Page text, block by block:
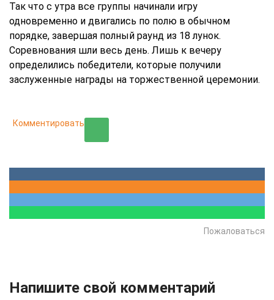
Так что с утра все группы начинали игру
одновременно и двигались по полю в обычном
порядке, завершая полный раунд из 18 лунок.
Соревнования шли весь день. Лишь к вечеру
определились победители, которые получили
заслуженные награды на торжественной церемонии.
Комментировать
Пожаловаться
Напишите свой комментарий